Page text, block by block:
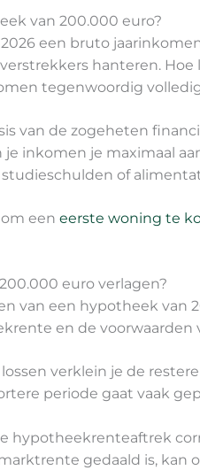
van 200.000 euro?
een bruto
hanteren.
tegenwoordig
van de zogeheten
inkomen je maximaal
of
om eeneerste woning te
euro verlagen?
van een hypotheek
en de voorwaarden
verklein je de
periode gaat vaak
hypotheekrenteaftrek
gedaald is, kan